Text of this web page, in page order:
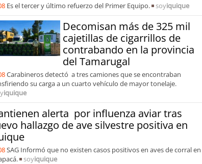
Es el tercer y último refuerzo del Primer Equipo. soyiquique
Decomisan más de 325 mil
cajetillas de cigarrillos de
contrabando en la provincia
del Tamarugal
Carabineros detectó a tres camiones que se encontraban
su carga a un cuarto vehículo de mayor tonelaje.
iquique
alerta por influenza aviar tras
hallazgo de ave silvestre positiva en
SAG Informó que no existen casos positivos en aves de corral en
soyiquique